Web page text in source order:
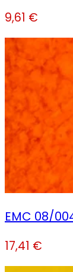
9,61 €
EMC 08/
17,41 €